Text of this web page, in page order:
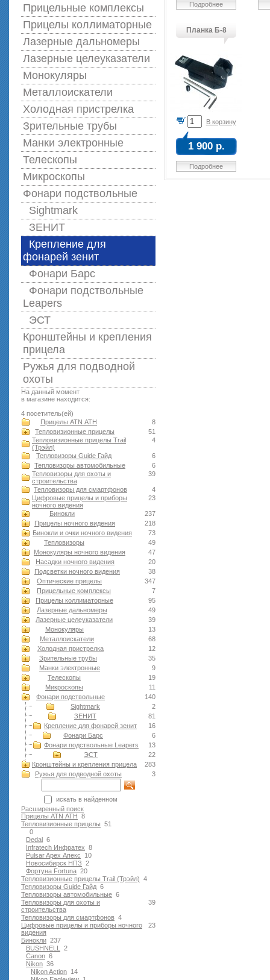
Прицельные комплексы
Прицелы коллиматорные
Лазерные дальномеры
Лазерные целеуказатели
Монокуляры
Металлоискатели
Холодная пристрелка
Зрительные трубы
Манки электронные
Телескопы
Микроскопы
Фонари подствольные
Sightmark
ЗЕНИТ
Крепление для
фонарей зенит
Фонари Барс
Фонари подствольные
Leapers
ЭСТ
Кронштейны и крепления
прицела
Ружья для подводной
оxоты
На данный момент
в магазине находится:
4 посетитель(ей)
8
Прицелы ATN АТН
51
Тепловизионные прицелы
4
Тепловизионные прицелы Trail
(Трэйл)
6
Тепловизоры Guide Гайд
6
Тепловизоры автомобильные
39
Тепловизоры для охоты и
строительства
4
Тепловизоры для смартфонов
23
Цифровые прицелы и приборы
ночного видения
237
Бинокли
218
Прицелы ночного видения
73
Бинокли и очки ночного видения
49
Тепловизоры
47
Монокуляры ночного видения
20
Насадки ночного видения
38
Подсветки ночного видения
347
Оптические прицелы
7
Прицельные комплексы
95
Прицелы коллиматорные
49
Лазерные дальномеры
39
Лазерные целеуказатели
13
Монокуляры
68
Металлоискатели
12
Холодная пристрелка
35
Зрительные трубы
9
Манки электронные
19
Телескопы
11
Микроскопы
140
Фонари подствольные
2
Sightmark
81
ЗЕНИТ
16
Крепление для фонарей зенит
6
Фонари Барс
13
Фонари подствольные Leapers
22
ЭСТ
283
Кронштейны и крепления прицела
3
Ружья для подводной оxоты
искать в найденном
Расширенный поиск
8
Прицелы ATN АТН
51
Тепловизионные прицелы
0
6
Dedal
8
Infratech Инфратех
10
Pulsar Apex Апекс
2
Новосибирск НПЗ
20
Фортуна Fortuna
4
Тепловизионные прицелы Trail (Трэйл)
6
Тепловизоры Guide Гайд
6
Тепловизоры автомобильные
39
Тепловизоры для охоты и
строительства
4
Тепловизоры для смартфонов
23
Цифровые прицелы и приборы ночного
видения
237
Бинокли
2
BUSHNELL
6
Canon
36
Nikon
14
Nikon Action
Подробнее
Планка Б-8
В корзину
1 900 р.
Подробнее